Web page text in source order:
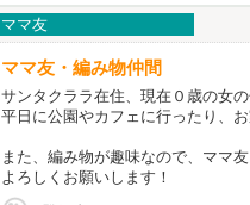
ママ友
ママ友・編み物仲間
サンタクララ在住、現在０歳の女
平日に公園やカフェに行ったり、
また、編み物が趣味なので、ママ
よろしくお願いします！